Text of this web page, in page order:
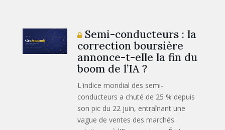
Semi-conducteurs : la
correction boursière
annonce-t-elle la fin du
boom de l’IA ?
L'indice mondial des semi-
conducteurs a chuté de 25 % depuis
son pic du 22 juin, entraînant une
vague de ventes des marchés